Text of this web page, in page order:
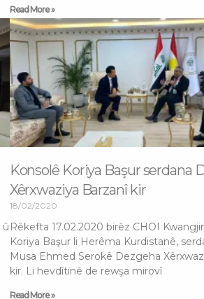
Read More »
û
Konsolê Koriya Başur serdana
Xêrxwaziya Barzanî kir
18/02/2020
Rêkefta 17.02.2020 birêz CHOI
Koriya Başur li Herêma Kurdistanê,
Musa Ehmed Serokê Dezgeha
kir. Li hevdîtinê de rewşa mirovî
Read More »